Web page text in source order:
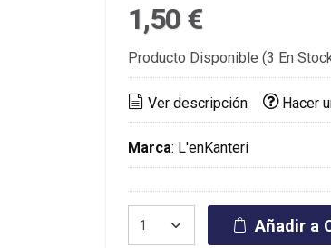
1,50 €
Producto Disponible (3 En
Ver descripción Hacer
Marca: L'enKanteri
Añadir a